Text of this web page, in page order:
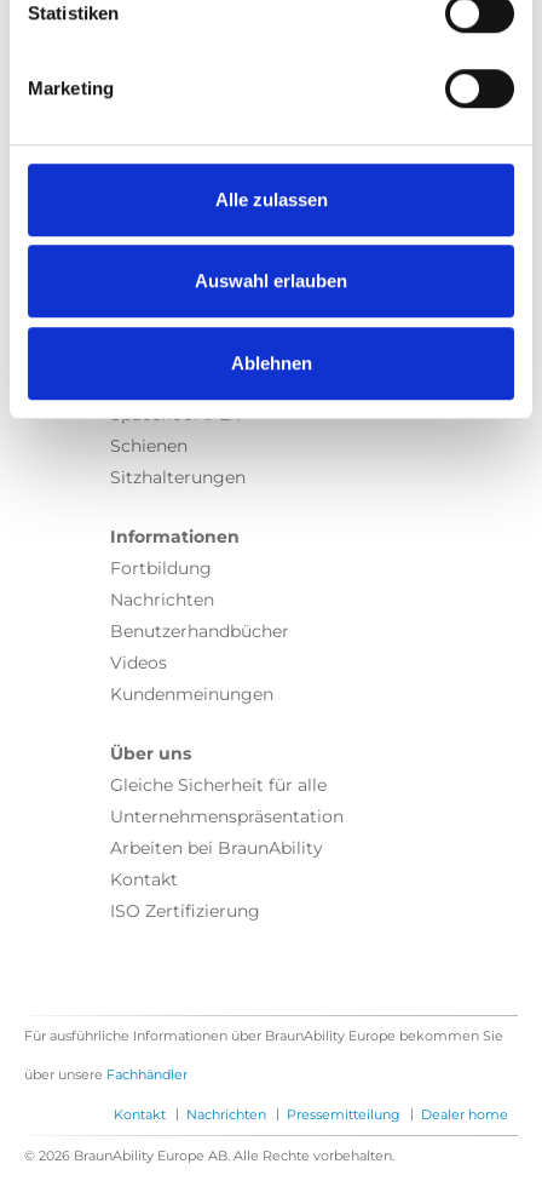
Statistiken
Marketing
Alle zulassen
Auswahl erlauben
Ablehnen
Produkte
Turny Evo
Turny Low Vehicle
Rollstuhllifte
Spacefloor® LX
Schienen
Sitzhalterungen
Informationen
Fortbildung
Nachrichten
Benutzerhandbücher
Videos
Kundenmeinungen
Über uns
Gleiche Sicherheit für alle
Unternehmenspräsentation
Arbeiten bei BraunAbility
Kontakt
ISO Zertifizierung
Für ausführliche Informationen über BraunAbility Europe bekommen Sie
über unsere Fachhändler
Kontakt | Nachrichten | Pressemitteilung | Dealer home
© 2026 BraunAbility Europe AB. Alle Rechte vorbehalten.